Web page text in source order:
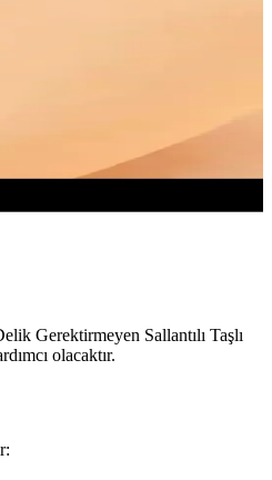
Gerektirmeyen Sallantılı Taşlı
olacaktır.